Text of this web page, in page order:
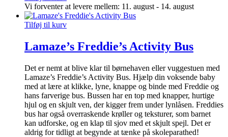
Vi forventer at levere mellem: 11. august - 14. august
Tilføj til kurv
Lamaze’s Freddie’s Activity Bus
Det er nemt at blive klar til børnehaven eller vuggestuen med
Lamaze’s Freddie’s Activity Bus. Hjælp din voksende baby
med at lære at klikke, lyne, knappe og binde med Freddie og
hans farverige bus. Bussen har en top med knapper, hurtige
hjul og en skjult ven, der kigger frem under lynlåsen. Freddies
bus har også overraskende krøller og teksturer, som barnet
kan udforske, og en klap til sjov med et skjult spejl. Det er
aldrig for tidligt at begynde at tænke på skoleparathed!